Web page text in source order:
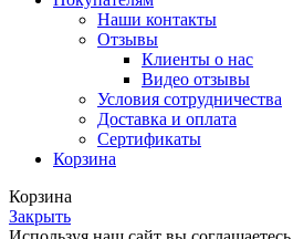
Наши контакты
Отзывы
Клиенты о нас
Видео отзывы
Условия сотрудничества
Доставка и оплата
Сертификаты
Корзина
Корзина
Закрыть